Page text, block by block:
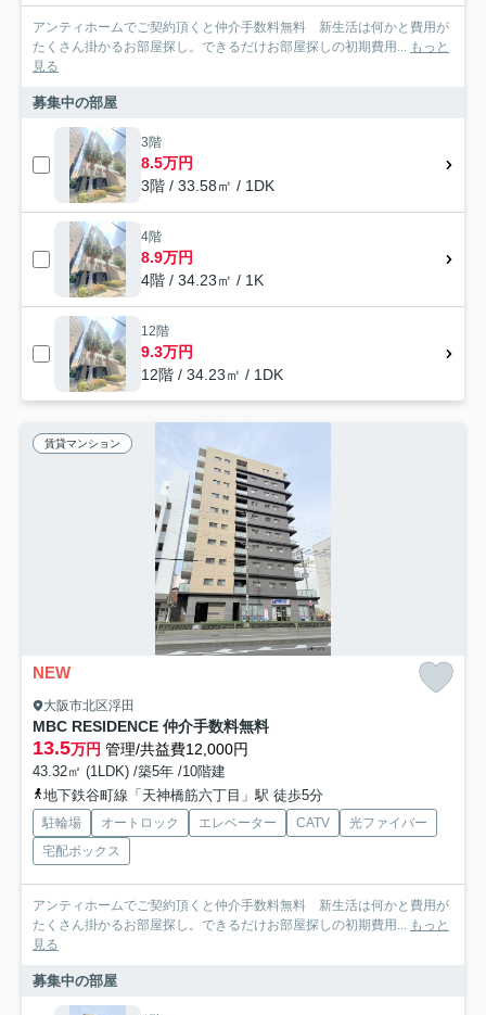
アンティホームでご契約頂くと仲介手数料無料 新生活は何かと費用が
たくさん掛かるお部屋探し。できるだけお部屋探しの初期費用... もっと
見る
募集中の部屋
3階
8.5万円
3階 / 33.58㎡ / 1DK
4階
8.9万円
4階 / 34.23㎡ / 1K
12階
9.3万円
12階 / 34.23㎡ / 1DK
賃貸マンション
NEW
大阪市北区浮田
MBC RESIDENCE 仲介手数料無料
13.5万円 管理/共益費12,000円
43.32㎡ (1LDK) /築5年 /10階建
地下鉄谷町線「天神橋筋六丁目」駅 徒歩5分
駐輪場 オートロック エレベーター CATV
光ファイバー
宅配ボックス
アンティホームでご契約頂くと仲介手数料無料 新生活は何かと費用が
たくさん掛かるお部屋探し。できるだけお部屋探しの初期費用... もっと
見る
募集中の部屋